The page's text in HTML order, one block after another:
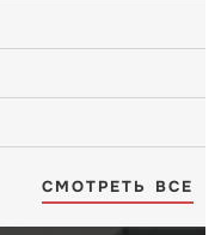
СМОТРЕТЬ ВСЕ